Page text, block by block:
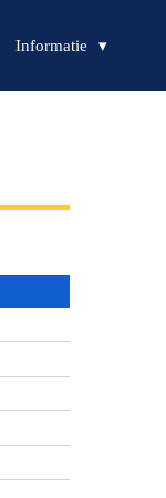
Informatie